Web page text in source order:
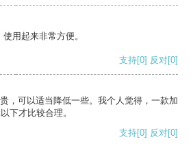
用起来非常方便。
支持[0] 反对[0]
，可以适当降低一些。我个人觉得，一款加
下才比较合理。
支持[0] 反对[0]